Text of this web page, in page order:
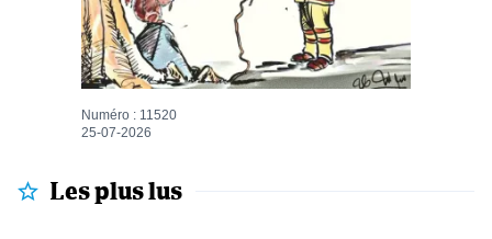
Numéro : 11520
25-07-2026
Les plus lus